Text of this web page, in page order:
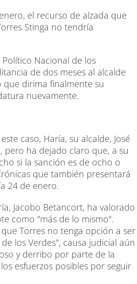
el recurso de alzada que
Stinga no tendría
Nacional de los
de dos meses al alcalde
que dirima finalmente su
nuevamente.
caso, Haría, su alcalde, José
pero ha dejado claro que, a su
si la sanción es de ocho o
que también presentará
24 de enero.
Jacobo Betancort, ha valorado
como "más de lo mismo".
Torres no tenga opción a ser
los Verdes", causa judicial aún
y derribo por parte de la
esfuerzos posibles por seguir